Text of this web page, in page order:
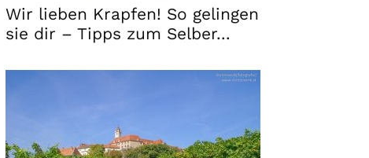
Wir lieben Krapfen! So gelingen
sie dir – Tipps zum Selber...